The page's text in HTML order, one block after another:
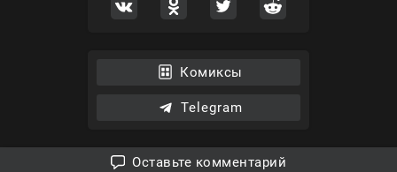
Комиксы
Telegram
Оставьте комментарий